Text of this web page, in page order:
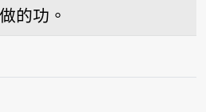
的功。